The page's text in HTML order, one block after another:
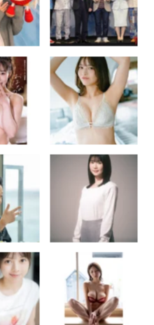
形美佑葵、橋爪佳織
勇人、山本奈奈
VIVANT_tbs/